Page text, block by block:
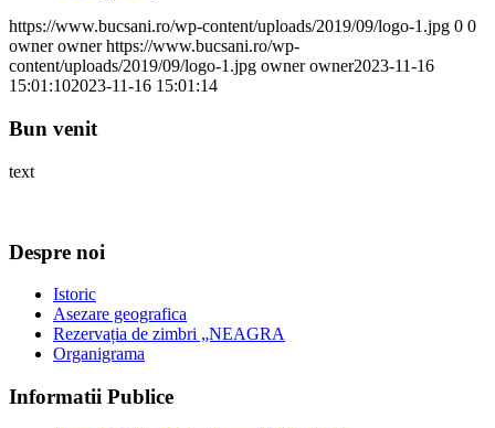
https://www.bucsani.ro/wp-content/uploads/2019/09/logo-1.jpg 0 0
owner owner https://www.bucsani.ro/wp-
content/uploads/2019/09/logo-1.jpg owner owner2023-11-16
15:01:102023-11-16 15:01:14
Bun venit
text
Despre noi
Istoric
Asezare geografica
Rezervația de zimbri „NEAGRA
Organigrama
Informatii Publice